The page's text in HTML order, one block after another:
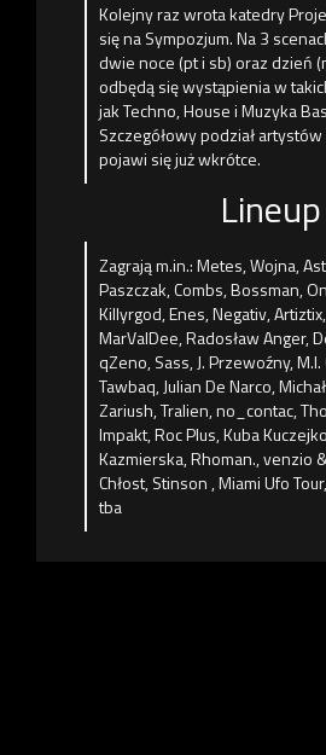
Kolejny raz wrota katedry
się na Sympozjum. Na 3
dwie noce (pt i sb) oraz dzień
odbędą się wystąpienia w
jak Techno, House i Muzyka
Szczegółowy podział
pojawi się już wkrótce.
Lineup
Zagrają m.in.: Metes, Wojna,
Paszczak, Combs, Bossman,
Killyrgod, Enes, Negativ,
MarValDee, Radosław Anger,
qZeno, Sass, J. Przewoźny,
Tawbaq, Julian De Narco,
Zariush, Tralien, no_contac,
Impakt, Roc Plus, Kuba
Kazmierska, Rhoman., venzio
Chłost, Stinson , Miami Ufo
tba